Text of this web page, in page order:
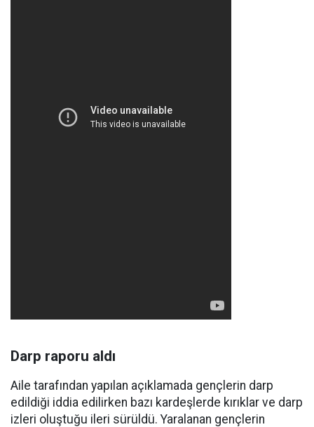
Darp raporu aldı
Aile tarafından yapılan açıklamada gençlerin darp
edildiği iddia edilirken bazı kardeşlerde kırıklar ve darp
izleri oluştuğu ileri sürüldü. Yaralanan gençlerin